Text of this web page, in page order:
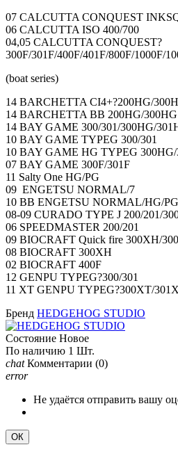
07 CALCUTTA CONQUEST
06 CALCUTTA ISO 400/700
04,05 CALCUTTA CONQUEST?
300F/301F/400F/401F/800F/1000F/
(boat series)
14 BARCHETTA CI4+?200HG/
14 BARCHETTA BB 200HG/300HG
14 BAY GAME 300/301/300HG/
10 BAY GAME TYPEG 300/301
10 BAY GAME HG TYPEG 300HG/
07 BAY GAME 300F/301F
11 Salty One HG/PG
09 ENGETSU NORMAL/7
10 BB ENGETSU NORMAL/HG/PG
08-09 CURADO TYPE J 200/201/
06 SPEEDMASTER 200/201
09 BIOCRAFT Quick fire 300XH/
08 BIOCRAFT 300XH
02 BIOCRAFT 400F
12 GENPU TYPEG?300/301
11 XT GENPU TYPEG?300XT/
Бренд HEDGEHOG STUDIO
Состояние Новое
По наличию 1 Шт.
chat Комментарии (0)
error
Не удаётся отправить вашу
ОК